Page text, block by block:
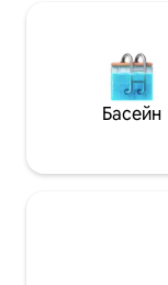
розкіш в
наш рай і дім
пишаємося тим,
нашими гостями! Вілла ваша! З
поштою. У нас
Як наслідок,
виникає,
Басейн